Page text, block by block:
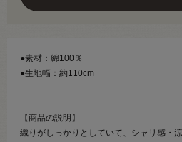
●素材：綿100％
●生地幅：約110cm
【商品の説明】
織りがしっかりとしていて、シャリ感・